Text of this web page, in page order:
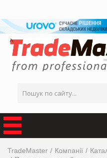
TradeMaster Компанії